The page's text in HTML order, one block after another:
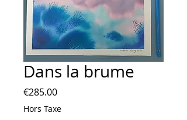
Dans la brume
€285.00Prix
Hors Taxe